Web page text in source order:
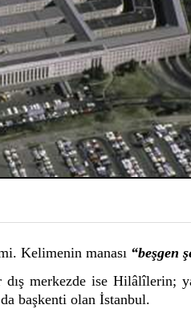
Kelimenin manası “beşgen
merkezde ise Hilâlîlerin;
başkenti olan İstanbul.